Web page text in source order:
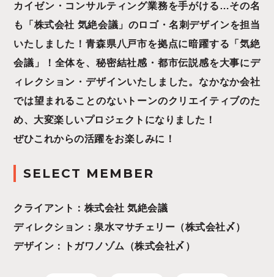
カイゼン・コンサルティング業務を手がける…その名
も「株式会社 気絶会議」のロゴ・名刺デザインを担当
いたしました！青森県八戸市を拠点に暗躍する「気絶
会議」！全体を、秘密結社感・都市伝説感を大事にデ
ィレクション・デザインいたしました。なかなか会社
では望まれることのないトーンのクリエイティブのた
め、大変楽しいプロジェクトになりました！
ぜひこれからの活躍をお楽しみに！
SELECT MEMBER
クライアント：株式会社 気絶会議
ディレクション：泉水マサチェリー（株式会社〆）
デザイン：トガワノゾム（株式会社〆）